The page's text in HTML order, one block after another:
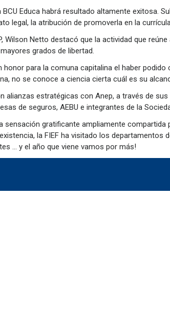
Educa habrá resultado altamente exitosa.
legal, la atribución de promoverla en la
Wilson Netto destacó que la actividad que
grados de libertad.
para la comuna capitalina el haber
no se conoce a ciencia cierta cuál es su
estratégicas con Anep, a través de
de seguros, AEBU e integrantes de la
gratificante ampliamente
la FIEF ha visitado los departamentos
… y el año que viene vamos por más!